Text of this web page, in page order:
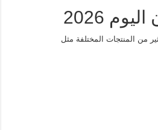
2026
من المنتجات المختلفة مثل